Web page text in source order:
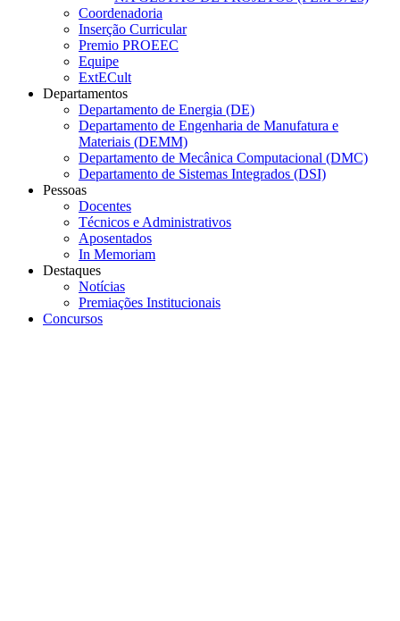
Coordenadoria
Inserção Curricular
Premio PROEEC
Equipe
ExtECult
Departamentos
Departamento de Energia (DE)
Departamento de Engenharia de Manufatura e
Materiais (DEMM)
Departamento de Mecânica Computacional (DMC)
Departamento de Sistemas Integrados (DSI)
Pessoas
Docentes
Técnicos e Administrativos
Aposentados
In Memoriam
Destaques
Notícias
Premiações Institucionais
Concursos